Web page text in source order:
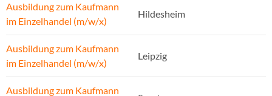
Ausbildung zum Kaufmann
im Einzelhandel (m/w/x)
Hildesheim
Ausbildung zum Kaufmann
im Einzelhandel (m/w/x)
Leipzig
Ausbildung zum Kaufmann